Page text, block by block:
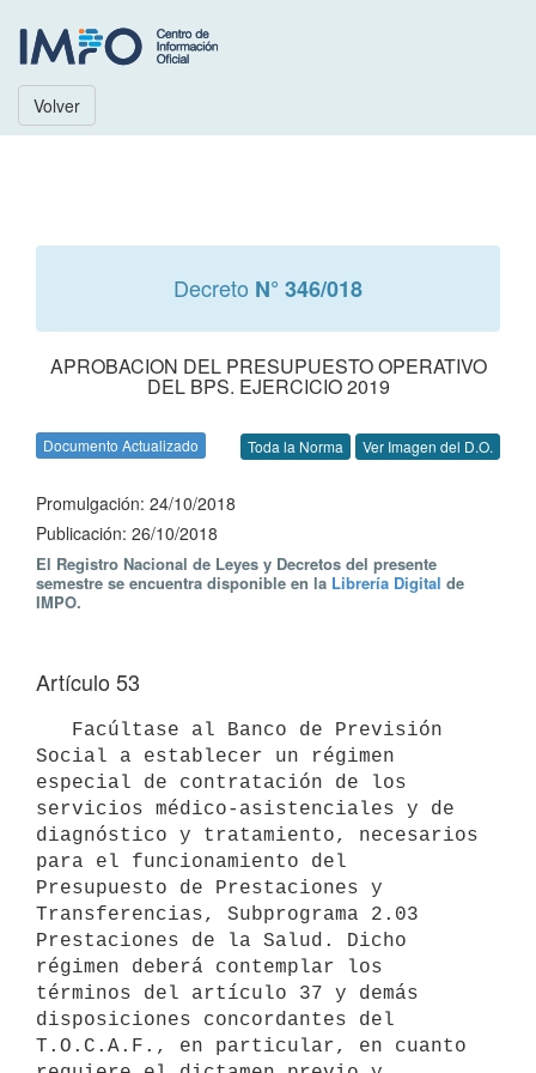
Volver
Decreto N° 346/018
APROBACION DEL PRESUPUESTO OPERATIVO
DEL BPS. EJERCICIO 2019
Documento Actualizado Toda la Norma Ver Imagen del D.O.
Promulgación: 24/10/2018
Publicación: 26/10/2018
El Registro Nacional de Leyes y Decretos del presente
semestre se encuentra disponible en la Librería Digital de
IMPO.
Artículo 53
Social a establecer un régimen
especial de contratación de los
servicios médico-asistenciales y de
diagnóstico y tratamiento, necesarios
para el funcionamiento del
Presupuesto de Prestaciones y
Transferencias, Subprograma 2.03
Prestaciones de la Salud. Dicho
régimen deberá contemplar los
términos del artículo 37 y demás
disposiciones concordantes del
T.O.C.A.F., en particular, en cuanto